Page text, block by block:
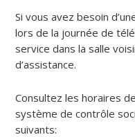
Si vous avez besoin
lors de la journée de
service dans la salle
d’assistance.
Consultez les horaires
système de contrôle
suivants: